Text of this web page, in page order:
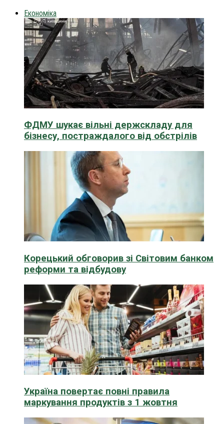
Економіка
ФДМУ шукає вільні держскладу для
бізнесу, постраждалого від обстрілів
Корецький обговорив зі Світовим банком
реформи та відбудову
Україна повертає повні правила
маркування продуктів з 1 жовтня